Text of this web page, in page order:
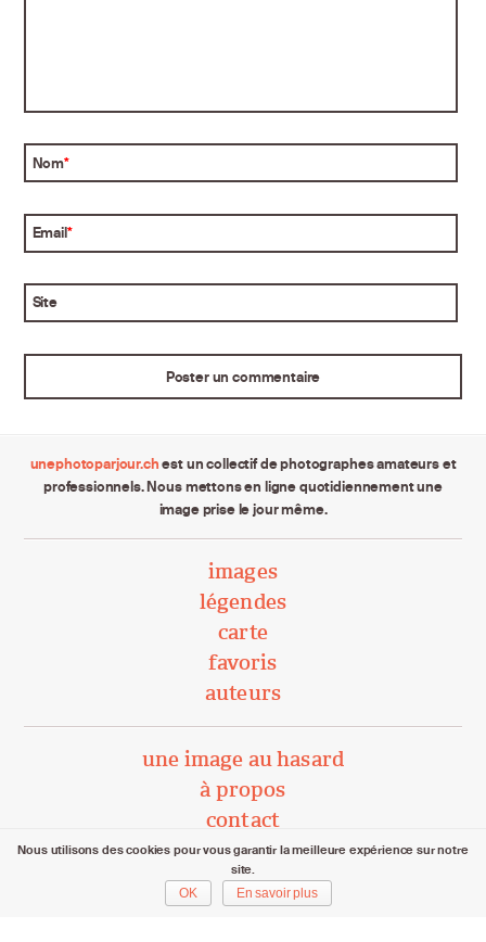
Nom*
Email*
Site
unephotoparjour.chest un collectif de photographes amateurs et
professionnels. Nous mettons en ligne quotidiennement une
image prise le jour même.
images
légendes
carte
favoris
auteurs
une image au hasard
à propos
contact
unephotoparjour.ch/ 2015 – 2026
Tous droits réservés aux auteurs respectifs.
Nous utilisons des cookies pour vous garantir la meilleure expérience sur notre
site.
OK
En savoir plus